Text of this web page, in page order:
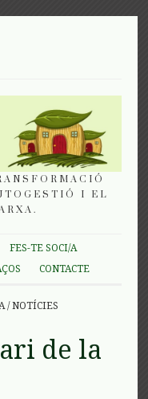
I EL
FES-TE SOCI/A
CONTACTE
/NOTÍCIES
de la